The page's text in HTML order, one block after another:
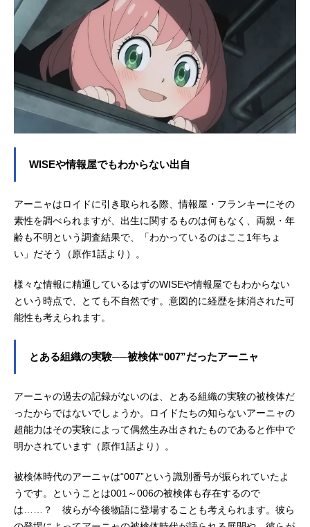
WISEや情報屋でもわからない出自
アーニャはロイドに引き取られる際、情報屋・フランキーにその
素性を調べられますが、出生に関するものは何もなく、両親・年
齢も不明という調査結果で、「わかっているのはここ1年ちょ
い」だそう（原作1話より）。
様々な情報に精通しているはずのWISEや情報屋でもわからない
という時点で、とても不自然です。意図的に経歴を抹消された可
能性も考えられます。
とある組織の実験──被検体“007”だったアーニャ
アーニャの過去の記録がないのは、とある組織の実験の被検体だ
ったからではないでしょうか。ロイドたちの知らないアーニャの
超能力はその実験によって偶然生み出されたものであると作中で
明かされています（原作1話より）。
被検体時代のアーニャは“007”という識別番号が振られていたよ
うです。ということは001～006の被検体も存在するので
は……？ 彼らが今後物語に登場することも考えられます。彼ら